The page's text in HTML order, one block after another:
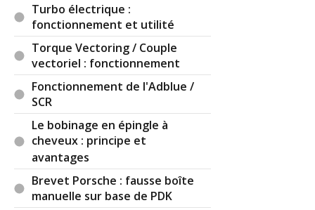
Turbo électrique :
fonctionnement et utilité
Torque Vectoring / Couple
vectoriel : fonctionnement
Fonctionnement de l'Adblue /
SCR
Le bobinage en épingle à
cheveux : principe et
avantages
Brevet Porsche : fausse boîte
manuelle sur base de PDK